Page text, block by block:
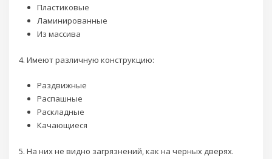
Пластиковые
Ламинированные
Из массива
4. Имеют различную конструкцию:
Раздвижные
Распашные
Раскладные
Качающиеся
5. На них не видно загрязнений, как на черных дверях.